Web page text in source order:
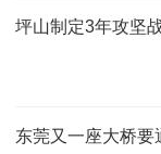
坪山制定3年攻坚
东莞又一座大桥要